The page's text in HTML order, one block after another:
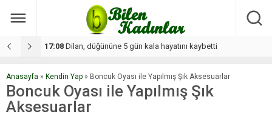
11:37 Günde 2 saat çalışıyorlar 15 bin tl kazanıyorlar
Anasayfa » Kendin Yap » Boncuk Oyası ile Yapılmış Şık Aksesuarlar
Boncuk Oyası ile Yapılmış Şık
Aksesuarlar